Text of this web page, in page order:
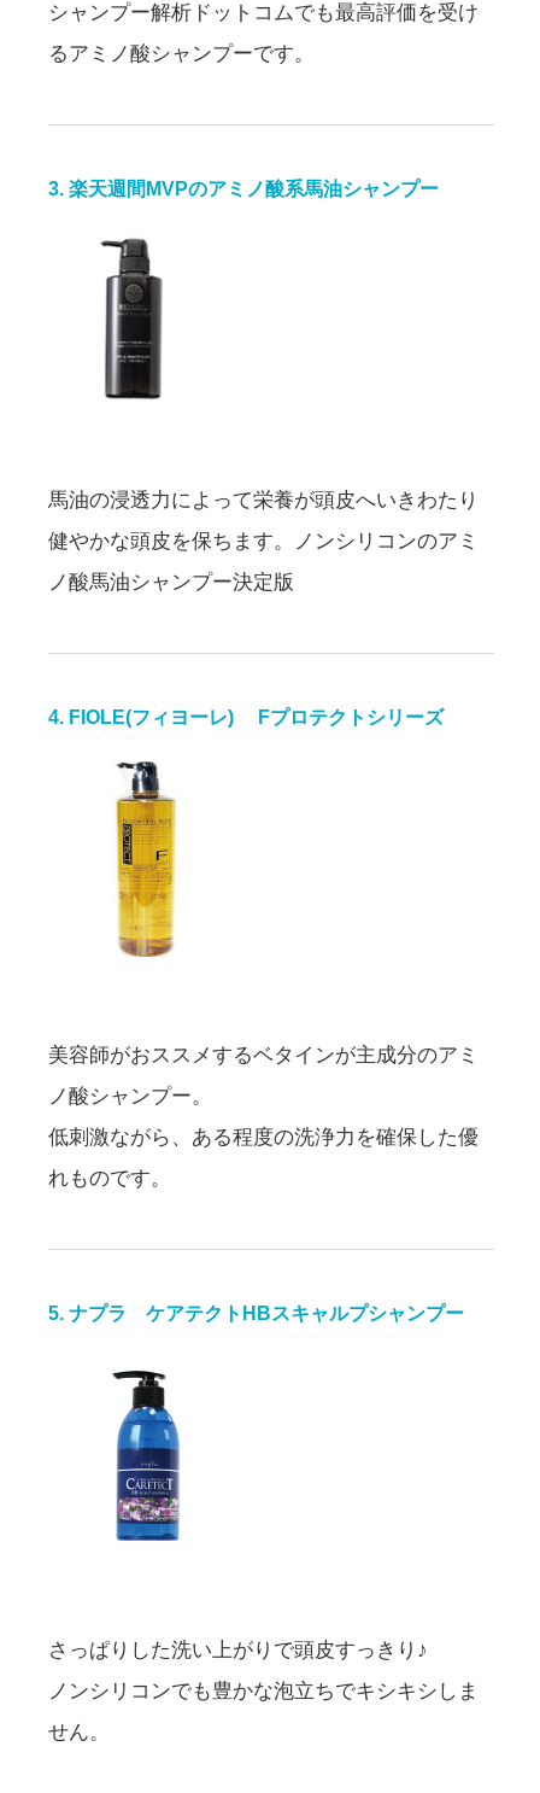
シャンプー解析ドットコムでも最高評価を受け
るアミノ酸シャンプーです。
3. 楽天週間MVPのアミノ酸系馬油シャンプー
馬油の浸透力によって栄養が頭皮へいきわたり
健やかな頭皮を保ちます。ノンシリコンのアミ
ノ酸馬油シャンプー決定版
4. FIOLE(フィヨーレ) Fプロテクトシリーズ
美容師がおススメするベタインが主成分のアミ
ノ酸シャンプー。
低刺激ながら、ある程度の洗浄力を確保した優
れものです。
5. ナプラ ケアテクトHBスキャルプシャンプー
さっぱりした洗い上がりで頭皮すっきり♪
ノンシリコンでも豊かな泡立ちでキシキシしま
せん。